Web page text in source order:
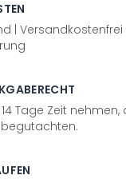
| Versandkostenfrei
Tage Zeit nehmen,